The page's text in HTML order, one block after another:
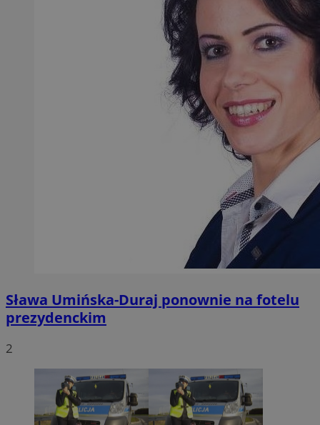
Sława Umińska-Duraj ponownie na fotelu
prezydenckim
2